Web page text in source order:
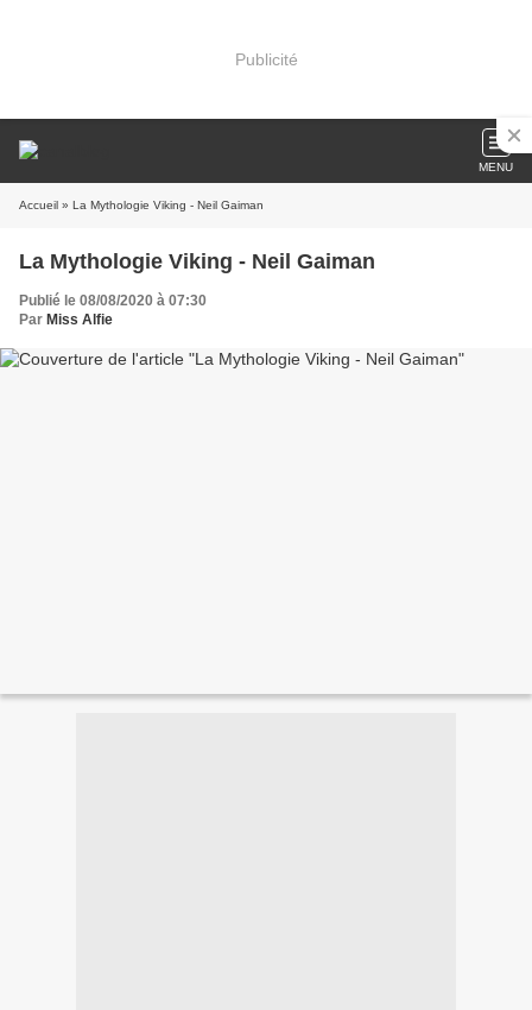
Publicité
MENU
Accueil » La Mythologie Viking - Neil Gaiman
La Mythologie Viking - Neil Gaiman
Publié le 08/08/2020 à 07:30
Par Miss Alfie